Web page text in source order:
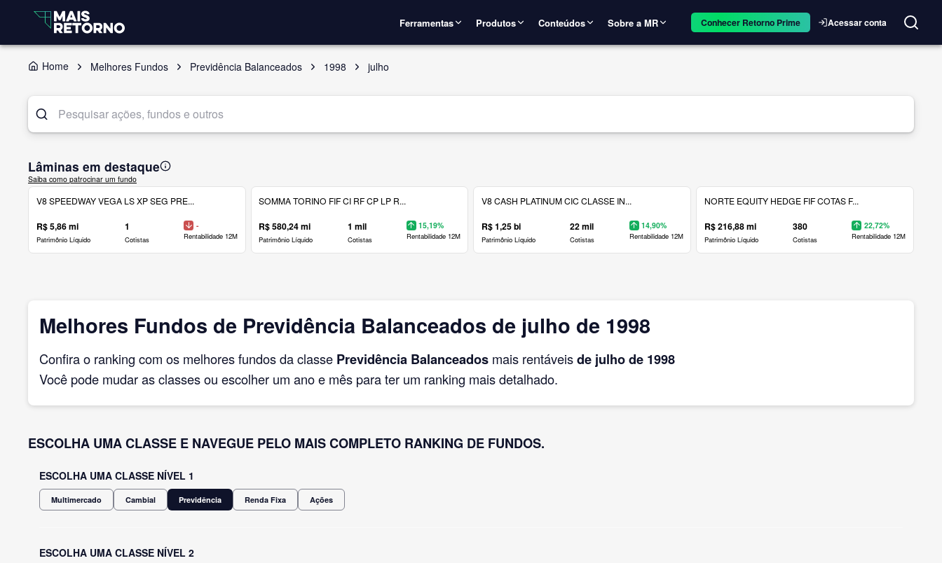
Ferramentas Produtos Conteúdos Sobre a MR Conhecer Retorno Prime Acessar conta
Home Melhores Fundos Previdência Balanceados 1998 julho
Lâminas em destaque
Saiba como patrocinar um fundo
V8 SPEEDWAY VEGA LS XP SEG PRE...
R$ 5,86 mi
Patrimônio Líquido
1
Cotistas
-
Rentabilidade 12M
SOMMA TORINO FIF CI RF CP LP R...
R$ 580,24 mi
Patrimônio Líquido
1 mil
Cotistas
15,19%
Rentabilidade 12M
V8 CASH PLATINUM CIC CLASSE IN...
R$ 1,25 bi
Patrimônio Líquido
22 mil
Cotistas
14,90%
Rentabilidade 12M
NORTE EQUITY HEDGE FIF COTAS F...
R$ 216,88 mi
Patrimônio Líquido
380
Cotistas
22,72%
Rentabilidade 12M
Melhores Fundos de Previdência Balanceados de julho de 1998
Confira o ranking com os melhores fundos da classe Previdência Balanceados mais rentáveisde julhode 1998
Você pode mudar as classes ou escolher um ano e mês para ter um ranking mais detalhado.
ESCOLHA UMA CLASSE E NAVEGUE PELO MAIS COMPLETO RANKING DE FUNDOS.
ESCOLHA UMA CLASSE NÍVEL 1
Multimercado Cambial Previdência Renda Fixa Ações
ESCOLHA UMA CLASSE NÍVEL 2